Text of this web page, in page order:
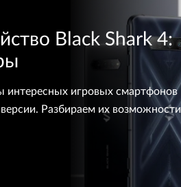
Black Shark 4:
интересных игровых смартфонов
Разбираем их возможности